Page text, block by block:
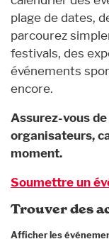
Trouver des
Afficher les
plage de dates,
parcourez
festivals, des
événements
encore.
Assurez-vous
organisateurs,
moment.
Soumettre un